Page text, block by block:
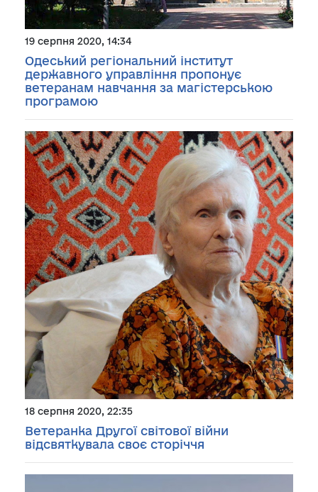
19 серпня 2020, 14:34
Одеський регіональний інститут
державного управління пропонує
ветеранам навчання за магістерською
програмою
18 серпня 2020, 22:35
Ветеранка Другої світової війни
відсвяткувала своє сторіччя